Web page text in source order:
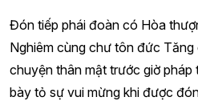
Đón tiếp phái đoàn có Hòa
Nghiêm cùng chư tôn đức
chuyện thân mật trước giờ
bày tỏ sự vui mừng khi được